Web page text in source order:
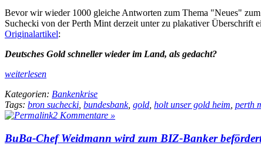
Bevor wir wieder 1000 gleiche Antworten zum Thema "Neues" zum
Suchecki von der Perth Mint derzeit unter zu plakativer Überschrift
Originalartikel:
Deutsches Gold schneller wieder im Land, als gedacht?
weiterlesen
Kategorien: Bankenkrise
Tags: bron suchecki bundesbank, gold holt unser gold heim perth
2 Kommentare »
BuBa-Chef Weidmann wird zum BIZ-Banker